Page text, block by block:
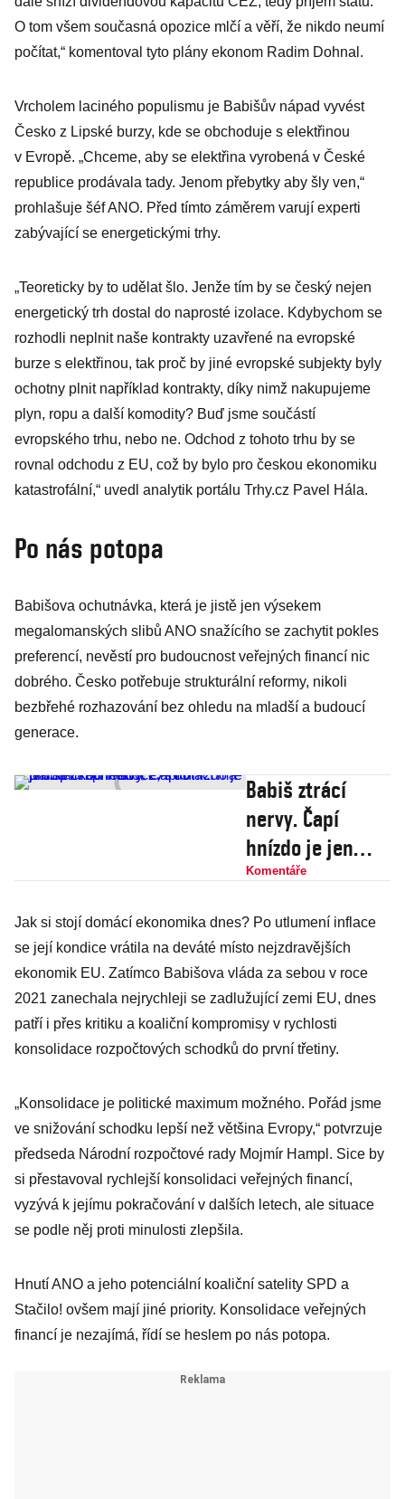
O tom všem současná opozice mlčí a věří, že nikdo neumí
počítat,“ komentoval tyto plány ekonom Radim Dohnal.
Vrcholem laciného populismu je Babišův nápad vyvést
Česko z Lipské burzy, kde se obchoduje s elektřinou
v Evropě. „Chceme, aby se elektřina vyrobená v České
republice prodávala tady. Jenom přebytky aby šly ven,“
prohlašuje šéf ANO. Před tímto záměrem varují experti
zabývající se energetickými trhy.
„Teoreticky by to udělat šlo. Jenže tím by se český nejen
energetický trh dostal do naprosté izolace. Kdybychom se
rozhodli neplnit naše kontrakty uzavřené na evropské
burze s elektřinou, tak proč by jiné evropské subjekty byly
ochotny plnit například kontrakty, díky nimž nakupujeme
plyn, ropu a další komodity? Buď jsme součástí
evropského trhu, nebo ne. Odchod z tohoto trhu by se
rovnal odchodu z EU, což by bylo pro českou ekonomiku
katastrofální,“ uvedl analytik portálu Trhy.cz Pavel Hála.
Po nás potopa
Babišova ochutnávka, která je jistě jen výsekem
megalomanských slibů ANO snažícího se zachytit pokles
preferencí, nevěstí pro budoucnost veřejných financí nic
dobrého. Česko potřebuje strukturální reformy, nikoli
bezbřehé rozhazování bez ohledu na mladší a budoucí
generace.
Babiš ztrácí
nervy. Čapí
hnízdo je jen
špičkou ledovce,
problém i
primátor z ANO
Komentáře
Jak si stojí domácí ekonomika dnes? Po utlumení inflace
se její kondice vrátila na deváté místo nejzdravějších
ekonomik EU. Zatímco Babišova vláda za sebou v roce
2021 zanechala nejrychleji se zadlužující zemi EU, dnes
patří i přes kritiku a koaliční kompromisy v rychlosti
konsolidace rozpočtových schodků do první třetiny.
„Konsolidace je politické maximum možného. Pořád jsme
ve snižování schodku lepší než většina Evropy,“ potvrzuje
předseda Národní rozpočtové rady Mojmír Hampl. Sice by
si přestavoval rychlejší konsolidaci veřejných financí,
vyzývá k jejímu pokračování v dalších letech, ale situace
se podle něj proti minulosti zlepšila.
Hnutí ANO a jeho potenciální koaliční satelity SPD a
Stačilo! ovšem mají jiné priority. Konsolidace veřejných
financí je nezajímá, řídí se heslem po nás potopa.